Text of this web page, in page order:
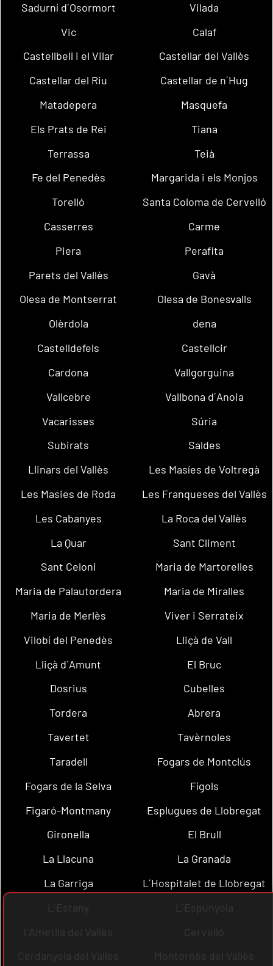
Sadurní d´Osormort
Vilada
Vic
Calaf
Castellbell i el Vilar
Castellar del Vallès
Castellar del Riu
Castellar de n´Hug
Matadepera
Masquefa
Els Prats de Rei
Tiana
Terrassa
Teià
Fe del Penedès
Margarida i els Monjos
Torelló
Santa Coloma de Cervelló
Casserres
Carme
Piera
Perafita
Parets del Vallès
Gavà
Olesa de Montserrat
Olesa de Bonesvalls
Olèrdola
dena
Castelldefels
Castellcir
Cardona
Vallgorguina
Vallcebre
Vallbona d´Anoia
Vacarisses
Súria
Subirats
Saldes
Llinars del Vallès
Les Masíes de Voltregà
Les Masies de Roda
Les Franqueses del Vallès
Les Cabanyes
La Roca del Vallès
La Quar
Sant Climent
Sant Celoni
Maria de Martorelles
Maria de Palautordera
Maria de Miralles
Maria de Merlès
Viver i Serrateix
Vilobí del Penedès
Lliçà de Vall
Lliçà d´Amunt
El Bruc
Dosrius
Cubelles
Tordera
Abrera
Tavertet
Tavèrnoles
Taradell
Fogars de Montclús
Fogars de la Selva
Fígols
Figaró-Montmany
Esplugues de Llobregat
Gironella
El Brull
La Llacuna
La Granada
La Garriga
L´Hospitalet de Llobregat
L´Estany
L´Espunyola
l´Ametlla del Vallès
Cervelló
Cerdanyola del Vallès
Montornès del Vallès